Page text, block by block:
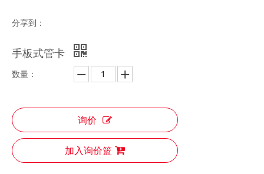
分享到：
手板式管卡
数量：
询价
加入询价篮